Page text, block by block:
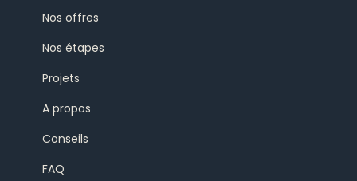
Nos offres
Nos étapes
Projets
A propos
Conseils
FAQ